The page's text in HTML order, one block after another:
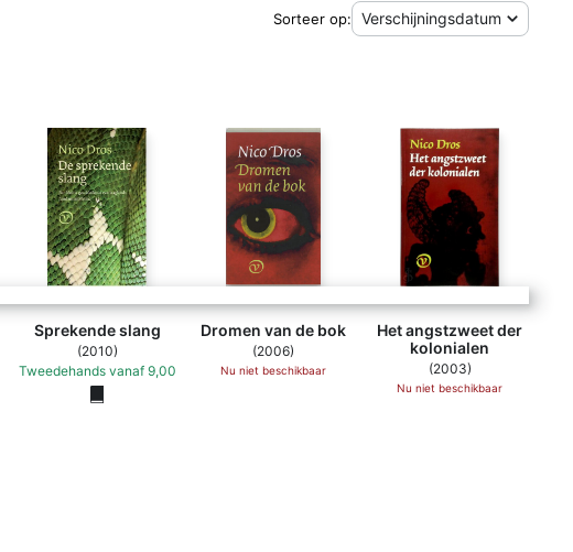
Sorteer op:
Sprekende slang
(2010)
Tweedehands vanaf 9,00
Dromen van de bok
(2006)
Nu niet beschikbaar
Het angstzweet der
kolonialen
(2003)
Nu niet beschikbaar